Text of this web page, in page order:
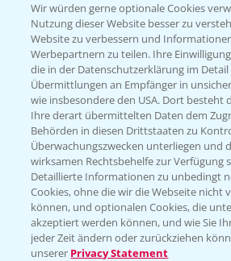
Hilfe in Notfällen
T.+49 (0)214/30-20220
Folgen Sie
Wir würden gerne optionale Cookies
Nutzung dieser Website besser zu
Website zu verbessern und
Werbepartnern zu teilen. Ihre
die in der Datenschutzerklärung im
Übermittlungen an Empfänger in
wie insbesondere den USA. Dort besteht
Ihre derart übermittelten Daten dem
Behörden in diesen Drittstaaten zu
Überwachungszwecken unterliegen und
wirksamen Rechtsbehelfe zur Verfügung
Detaillierte Informationen zu unbedingt
Cookies, ohne die wir die Webseite nicht
können, und optionalen Cookies, die
akzeptiert werden können, und wie Sie
jeder Zeit ändern oder zurückziehen
unserer Privacy Statement